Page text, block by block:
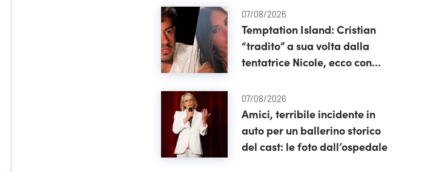
07/08/2026
Temptation Island: Cristian
“tradito” a sua volta dalla
tentatrice Nicole, ecco con
07/08/2026
Amici, terribile incidente in
auto per un ballerino storico
del cast: le foto dall’ospedale